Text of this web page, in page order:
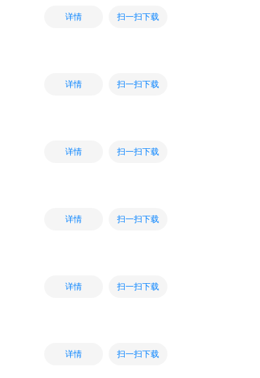
详情 扫一扫下载
详情 扫一扫下载
详情 扫一扫下载
详情 扫一扫下载
详情 扫一扫下载
详情 扫一扫下载